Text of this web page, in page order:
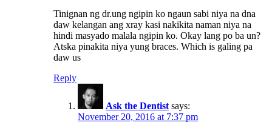
Tinignan ng dr.ung ngipin ko ngaun sabi niya na dna
daw kelangan ang xray kasi nakikita naman niya na
hindi masyado malala ngipin ko. Okay lang po ba un?
Atska pinakita niya yung braces. Which is galing pa
daw us
Reply
Ask the Dentist says:
November 20, 2016 at 7:37 pm